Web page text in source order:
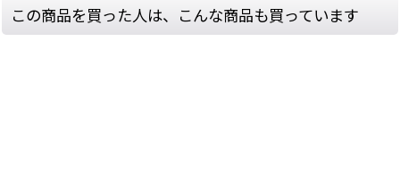
この商品を買った人は、こんな商品も買っています